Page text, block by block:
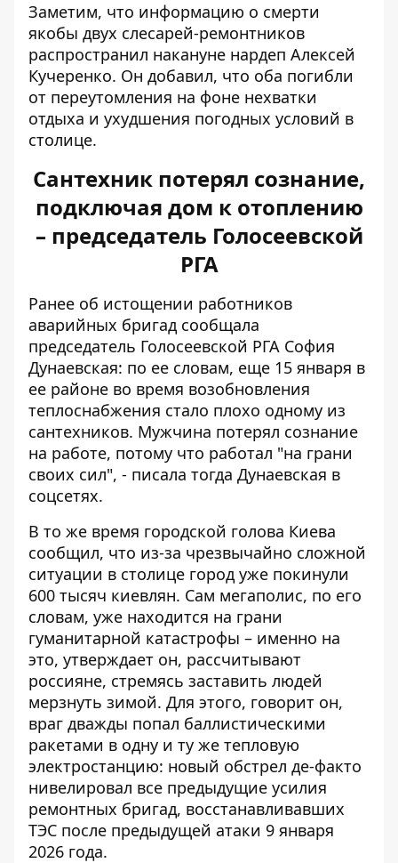
Заметим, что информацию о смерти
якобы двух слесарей-ремонтников
распространил накануне нардеп Алексей
Кучеренко. Он добавил, что оба погибли
от переутомления на фоне нехватки
отдыха и ухудшения погодных условий в
столице.
Сантехник потерял сознание,
подключая дом к отоплению
– председатель Голосеевской
РГА
Ранее об истощении работников
аварийных бригад сообщала
председатель Голосеевской РГА София
Дунаевская: по ее словам, еще 15 января в
ее районе во время возобновления
теплоснабжения стало плохо одному из
сантехников. Мужчина потерял сознание
на работе, потому что работал "на грани
своих сил", - писала тогда Дунаевская в
соцсетях.
В то же время городской голова Киева
сообщил, что из-за чрезвычайно сложной
ситуации в столице город уже покинули
600 тысяч киевлян. Сам мегаполис, по его
словам, уже находится на грани
гуманитарной катастрофы – именно на
это, утверждает он, рассчитывают
россияне, стремясь заставить людей
мерзнуть зимой. Для этого, говорит он,
враг дважды попал баллистическими
ракетами в одну и ту же тепловую
электростанцию: новый обстрел де-факто
нивелировал все предыдущие усилия
ремонтных бригад, восстанавливавших
ТЭС после предыдущей атаки 9 января
2026 года.